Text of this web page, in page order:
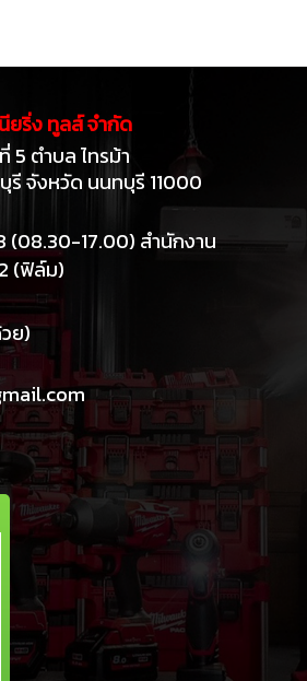
ยริ่ง ทูลส์ จำกัด
5 ตำบล ไทรม้า
จังหวัด นนทบุรี 11000
17.00) สำนักงาน
(ฟิล์ม)
ย)